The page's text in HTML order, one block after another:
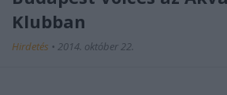
Klubban
Hirdetés • 2014. október 22.